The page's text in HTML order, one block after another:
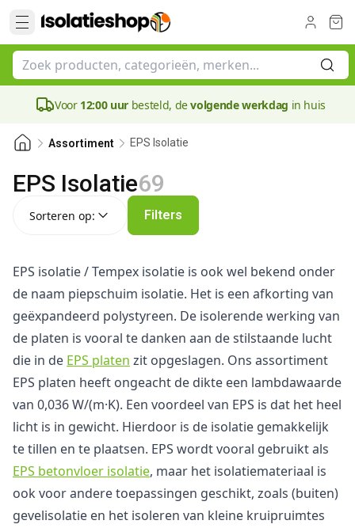
Voor 12:00 uur besteld, devolgende werkdag in huis
Assortiment EPS Isolatie
EPS Isolatie69
Sorteren op: Filters
EPS isolatie / Tempex isolatie is ook wel bekend onder
de naam piepschuim isolatie. Het is een afkorting van
geëxpandeerd polystyreen. De isolerende werking van
de platen is vooral te danken aan de stilstaande lucht
die in de EPS platen zit opgeslagen. Ons assortiment
EPS platen heeft ongeacht de dikte een lambdawaarde
van 0,036 W/(m·K). Een voordeel van EPS is dat het heel
licht is in gewicht. Hierdoor is de isolatie gemakkelijk
te tillen en te plaatsen. EPS wordt vooral gebruikt als
EPS betonvloer isolatie, maar het isolatiemateriaal is
ook voor andere toepassingen geschikt, zoals (buiten)
gevelisolatie en het isoleren van kleine kruipruimtes